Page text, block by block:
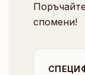
спомени!